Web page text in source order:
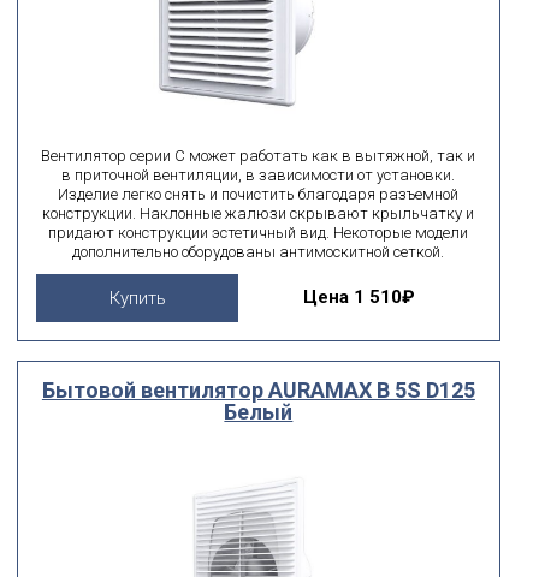
Вентилятор серии С может работать как в вытяжной, так и
в приточной вентиляции, в зависимости от установки.
Изделие легко снять и почистить благодаря разъемной
конструкции. Наклонные жалюзи скрывают крыльчатку и
придают конструкции эстетичный вид. Некоторые модели
дополнительно оборудованы антимоскитной сеткой.
Купить Цена 1 510₽
Бытовой вентилятор AURAMAX B 5S D125
Белый